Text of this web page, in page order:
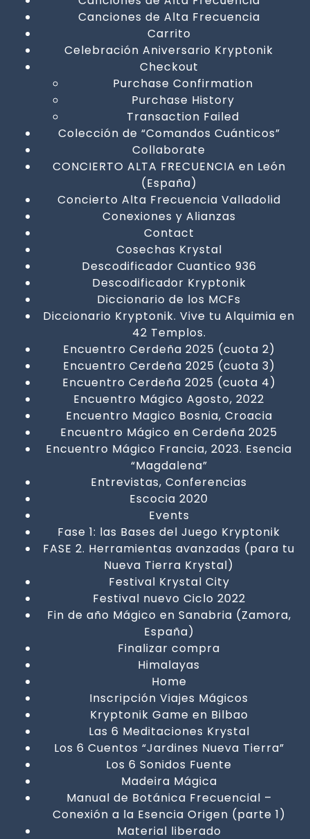
Canciones de Alta Frecuencia
Carrito
Celebración Aniversario Kryptonik
Checkout
Purchase Confirmation
Purchase History
Transaction Failed
Colección de “Comandos Cuánticos”
Collaborate
CONCIERTO ALTA FRECUENCIA en León
(España)
Concierto Alta Frecuencia Valladolid
Conexiones y Alianzas
Contact
Cosechas Krystal
Descodificador Cuantico 936
Descodificador Kryptonik
Diccionario de los MCFs
Diccionario Kryptonik. Vive tu Alquimia en
42 Templos.
Encuentro Cerdeña 2025 (cuota 2)
Encuentro Cerdeña 2025 (cuota 3)
Encuentro Cerdeña 2025 (cuota 4)
Encuentro Mágico Agosto, 2022
Encuentro Magico Bosnia, Croacia
Encuentro Mágico en Cerdeña 2025
Encuentro Mágico Francia, 2023. Esencia
“Magdalena”
Entrevistas, Conferencias
Escocia 2020
Events
Fase 1: las Bases del Juego Kryptonik
FASE 2. Herramientas avanzadas (para tu
Nueva Tierra Krystal)
Festival Krystal City
Festival nuevo Ciclo 2022
Fin de año Mágico en Sanabria (Zamora,
España)
Finalizar compra
Himalayas
Home
Inscripción Viajes Mágicos
Kryptonik Game en Bilbao
Las 6 Meditaciones Krystal
Los 6 Cuentos “Jardines Nueva Tierra”
Los 6 Sonidos Fuente
Madeira Mágica
Manual de Botánica Frecuencial –
Conexión a la Esencia Origen (parte 1)
Material liberado